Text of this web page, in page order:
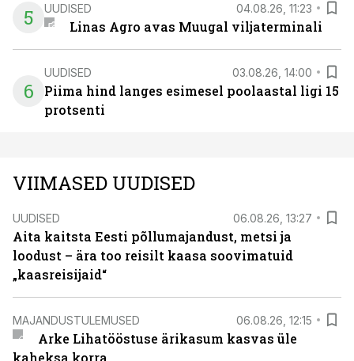
5 UUDISED 04.08.26, 11:23
Linas Agro avas Muugal viljaterminali
6
UUDISED 03.08.26, 14:00
Piima hind langes esimesel poolaastal ligi 15
protsenti
VIIMASED UUDISED
UUDISED 06.08.26, 13:27
Aita kaitsta Eesti põllumajandust, metsi ja
loodust – ära too reisilt kaasa soovimatuid
„kaasreisijaid“
MAJANDUSTULEMUSED 06.08.26, 12:15
Arke Lihatööstuse ärikasum kasvas üle
kaheksa korra